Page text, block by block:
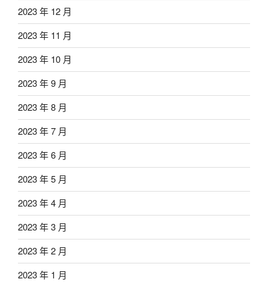
2023 年 12 月
2023 年 11 月
2023 年 10 月
2023 年 9 月
2023 年 8 月
2023 年 7 月
2023 年 6 月
2023 年 5 月
2023 年 4 月
2023 年 3 月
2023 年 2 月
2023 年 1 月